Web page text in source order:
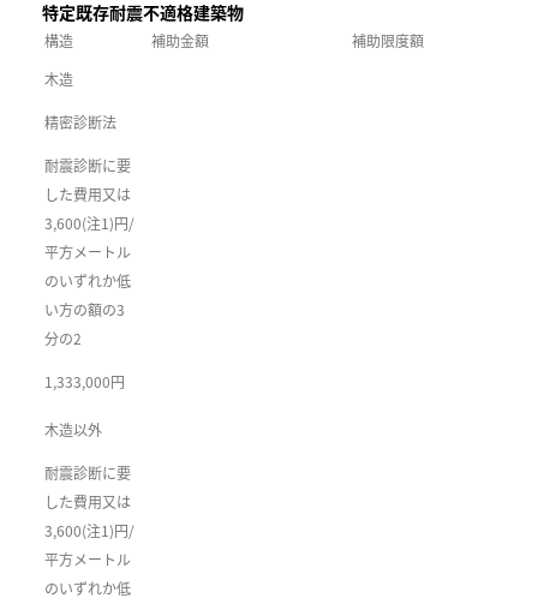
特定既存耐震不適格建築物
構造 補助金額
補助限度額
木造
精密診断法
耐震診断に要
した費用又は
3,600(注1)円/
平方メートル
のいずれか低
い方の額の3
分の2
1,333,000円
木造以外
耐震診断に要
した費用又は
3,600(注1)円/
平方メートル
のいずれか低